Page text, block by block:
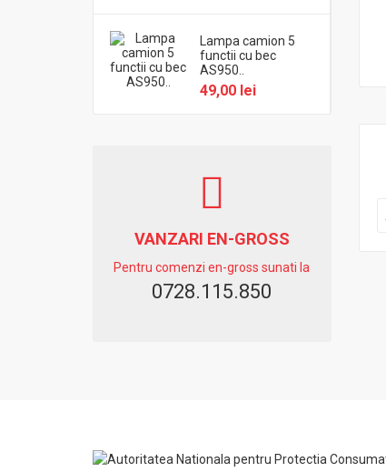
Lampa camion 5
functii cu bec
AS950..
49,00 lei
VANZARI EN-GROSS
Pentru comenzi en-gross sunati la
0728.115.850